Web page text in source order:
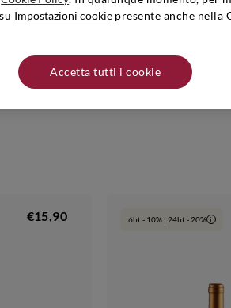
per poter contare su uve
produttore/distributore: Nino Negri -
fresco e asciutto lontano da fonti di calore.
€15,90 6bt - 10% | 24bt - 20% i
Impostazioni cookiepresente anche nella
Accetta tutti i cookie